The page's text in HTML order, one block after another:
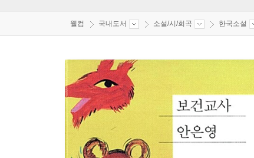
웰컴 국내도서 소설/시/희곡 한국소설